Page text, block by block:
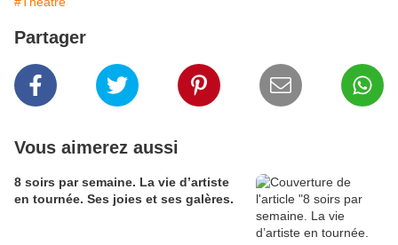
Partager
Vous aimerez aussi
8 soirs par semaine. La vie d’artiste
en tournée. Ses joies et ses galères.